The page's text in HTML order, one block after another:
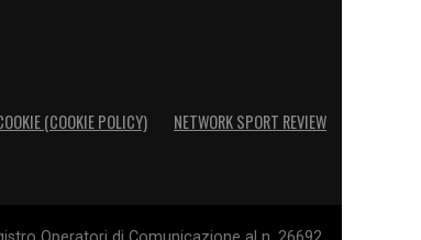
(COOKIE POLICY) NETWORK SPORT REVIEW